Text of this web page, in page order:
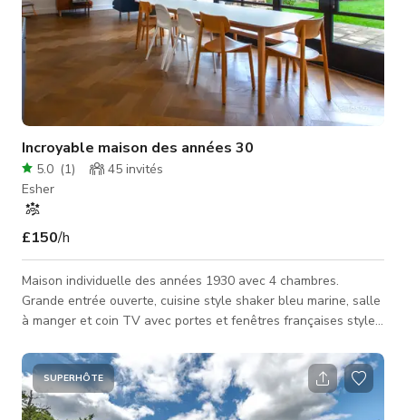
Incroyable maison des années 30
5.0 (1) 45 invités
Esher
£150/h
Maison individuelle des années 1930 avec 4 chambres.
Grande entrée ouverte, cuisine style shaker bleu marine, salle
à manger et coin TV avec portes et fenêtres françaises style
bois au rez-de-chaussée. Moquette gris pâle à l'étage.
Chambre principale avec dressing et salle de bains attenante
avec baignoire autoportante en cuivre.
SUPERHÔTE